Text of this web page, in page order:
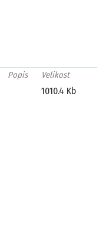
Popis Velikost
1010.4 Kb